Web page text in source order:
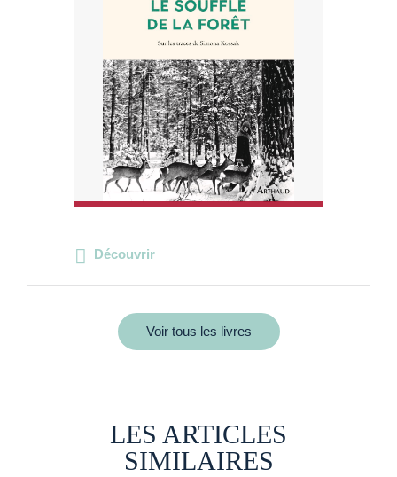
Découvrir
Voir tous les livres
LES ARTICLES
SIMILAIRES